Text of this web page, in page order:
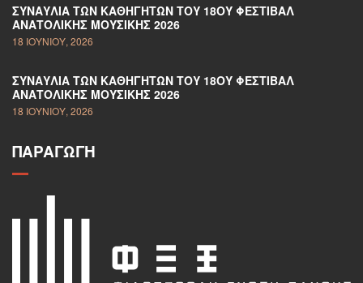
ΣΥΝΑΥΛΊΑ ΤΩΝ ΚΑΘΗΓΗΤΏΝ ΤΟΥ 18ΟΥ ΦΕΣΤΙΒΆΛ
ΑΝΑΤΟΛΙΚΉΣ ΜΟΥΣΙΚΉΣ 2026
18 ΙΟΥΝΊΟΥ, 2026
ΣΥΝΑΥΛΊΑ ΤΩΝ ΚΑΘΗΓΗΤΏΝ ΤΟΥ 18ΟΥ ΦΕΣΤΙΒΆΛ
ΑΝΑΤΟΛΙΚΉΣ ΜΟΥΣΙΚΉΣ 2026
18 ΙΟΥΝΊΟΥ, 2026
ΠΑΡΑΓΩΓΉ